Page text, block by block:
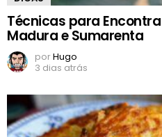
Técnicas para
Madura e Sumarenta
porHugo
3 dias atrás